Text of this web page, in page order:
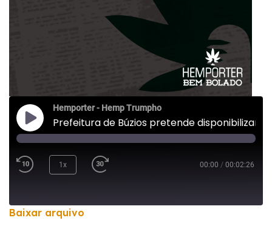
Hemporter - Hemp Trumpho
1x 00:00 / 00:02:26
Baixar arquivo